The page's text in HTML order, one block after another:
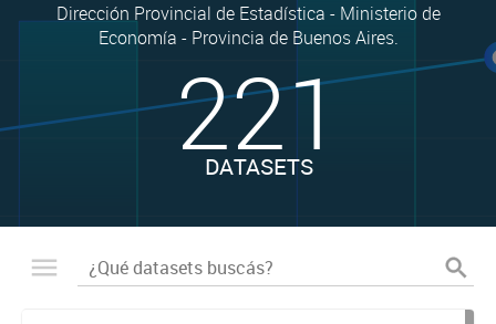
Dirección Provincial de Estadística - Ministerio de
Economía - Provincia de Buenos Aires.
221
DATASETS